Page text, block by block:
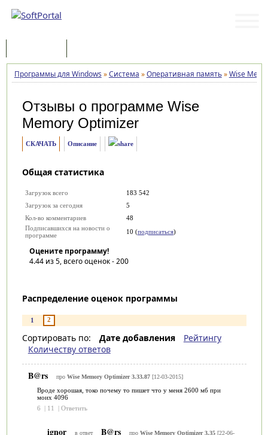
Программы для Windows »Система »Оперативная память»Wise
Отзывы о программе Wise
Memory Optimizer
СКАЧАТЬ Описание
Общая статистика
Загрузок всего
183 542
Загрузок за сегодня
5
Кол-во комментариев
48
Подписавшихся на новости о
программе
10 (подписаться)
Оцените программу!
4.44из 5, всего оценок -200
Распределение оценок программы
1 2
Сортировать по: Дате добавления
Рейтингу
Количеству ответов
B@rs про Wise Memory Optimizer 3.33.87[12-03-2015]
Вроде хорошая, токо почему то пишет что у меня 2600 мб при
моих 4096
6
| 11 | Ответить
ignor в ответ B@rs про Wise Memory Optimizer 3.35[22-06-